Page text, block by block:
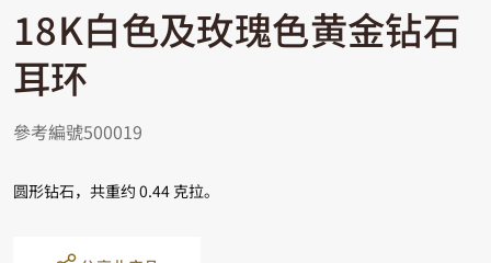
18K白色及玫瑰色黄金钻石
耳环
參考編號500019
圆形钻石，共重约 0.44 克拉。